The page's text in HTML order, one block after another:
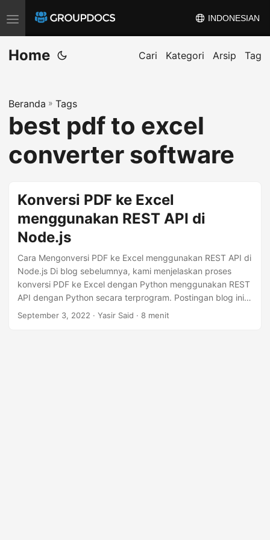
A
l
i
a
n
n
a
INDONESIAN
Home Cari Kategori Arsip Tag
Beranda » Tags
best pdf to excel
converter software
Konversi PDF ke Excel
menggunakan REST API di
Node.js
Cara Mengonversi PDF ke Excel menggunakan REST API di
Node.js Di blog sebelumnya, kami menjelaskan proses
konversi PDF ke Excel dengan Python menggunakan REST
API dengan Python secara terprogram. Postingan blog ini
akan mengajari kita cara mengonversi PDF menjadi Excel
September 3, 2022 · Yasir Said · 8 menit